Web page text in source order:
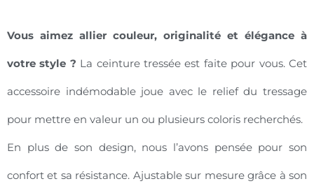
Vous aimez allier couleur, originalité et élégance à
votre style ? La ceinture tressée est faite pour vous. Cet
accessoire indémodable joue avec le relief du tressage
pour mettre en valeur un ou plusieurs coloris recherchés.
En plus de son design, nous l’avons pensée pour son
confort et sa résistance. Ajustable sur mesure grâce à son